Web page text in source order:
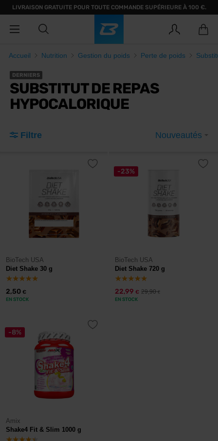
LIVRAISON GRATUITE POUR TOUTE COMMANDE SUPÉRIEURE À 100 €.
Accueil Nutrition Gestion du poids Perte de poids
DERNIERS
SUBSTITUT DE REPAS
HYPOCALORIQUE
Filtre Nouveautés
BioTech USA
Diet Shake 30 g
2,50 €
EN STOCK
-23%
BioTech USA
Diet Shake 720 g
22,99 € 29,90€
EN STOCK
-8%
Amix
Shake4 Fit & Slim 1000 g